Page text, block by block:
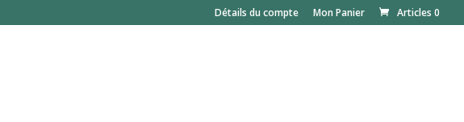
Détails du compte Mon Panier Articles 0